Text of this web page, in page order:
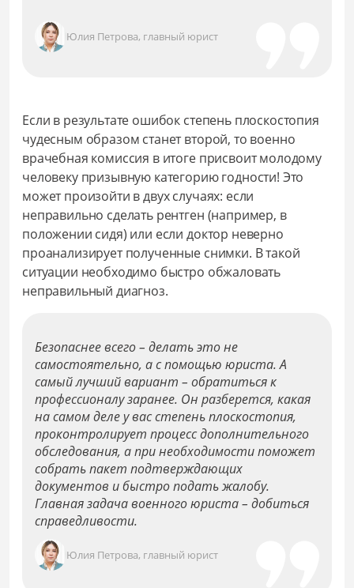
Юлия Петрова, главный юрист
Если в результате ошибок степень плоскостопия
чудесным образом станет второй, то военно
врачебная комиссия в итоге присвоит молодому
человеку призывную категорию годности! Это
может произойти в двух случаях: если
неправильно сделать рентген (например, в
положении сидя) или если доктор неверно
проанализирует полученные снимки. В такой
ситуации необходимо быстро обжаловать
неправильный диагноз.
Безопаснее всего – делать это не
самостоятельно, а с помощью юриста. А
самый лучший вариант – обратиться к
профессионалу заранее. Он разберется, какая
на самом деле у вас степень плоскостопия,
проконтролирует процесс дополнительного
обследования, а при необходимости поможет
собрать пакет подтверждающих
документов и быстро подать жалобу.
Главная задача военного юриста – добиться
справедливости.
Юлия Петрова, главный юрист